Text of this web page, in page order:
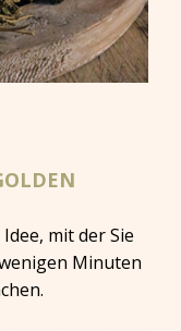
mit der Sie
Minuten